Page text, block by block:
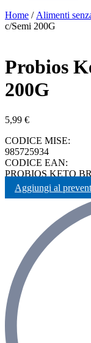
Home / Alimenti
c/Semi 200G
Probios
200G
5,99 €
CODICE MISE:
985725934
CODICE EAN:
PROBIOS KETO
Aggiungi al